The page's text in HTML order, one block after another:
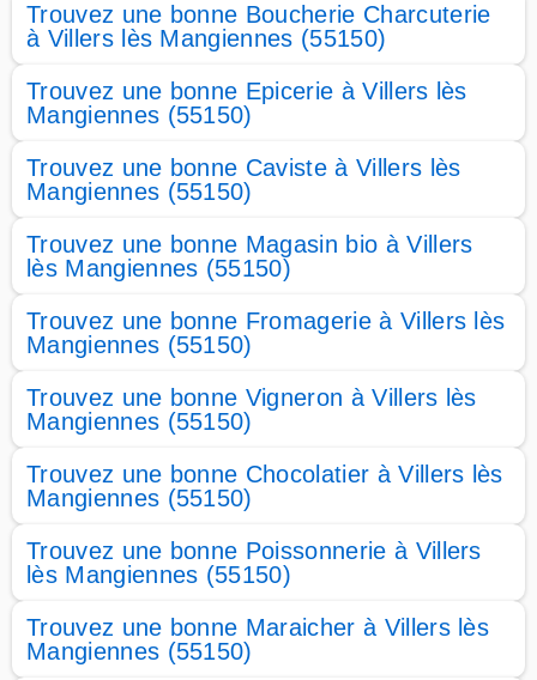
Trouvez une bonne Boucherie Charcuterie
à Villers lès Mangiennes (55150)
Trouvez une bonne Epicerie à Villers lès
Mangiennes (55150)
Trouvez une bonne Caviste à Villers lès
Mangiennes (55150)
Trouvez une bonne Magasin bio à Villers
lès Mangiennes (55150)
Trouvez une bonne Fromagerie à Villers lès
Mangiennes (55150)
Trouvez une bonne Vigneron à Villers lès
Mangiennes (55150)
Trouvez une bonne Chocolatier à Villers lès
Mangiennes (55150)
Trouvez une bonne Poissonnerie à Villers
lès Mangiennes (55150)
Trouvez une bonne Maraicher à Villers lès
Mangiennes (55150)